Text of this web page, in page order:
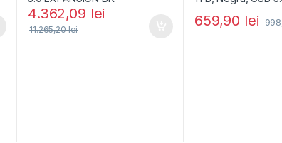
4.362,09 lei
11.265,20lei
659,90 lei